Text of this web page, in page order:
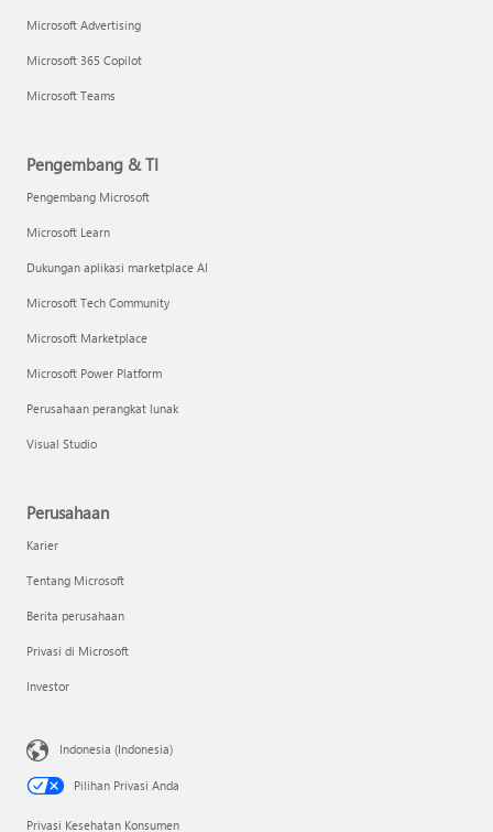
Microsoft Advertising
Microsoft 365 Copilot
Microsoft Teams
Pengembang & TI
Pengembang Microsoft
Microsoft Learn
Dukungan aplikasi marketplace AI
Microsoft Tech Community
Microsoft Marketplace
Microsoft Power Platform
Perusahaan perangkat lunak
Visual Studio
Perusahaan
Karier
Tentang Microsoft
Berita perusahaan
Privasi di Microsoft
Investor
Indonesia (Indonesia)
Pilihan Privasi Anda
Privasi Kesehatan Konsumen